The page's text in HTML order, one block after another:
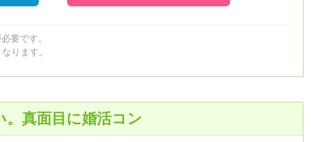
要です。
ります。
。真面目に婚活コン